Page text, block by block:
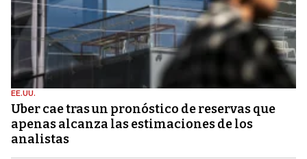
EE.UU.
Uber cae tras un pronóstico de reservas que
apenas alcanza las estimaciones de los
analistas